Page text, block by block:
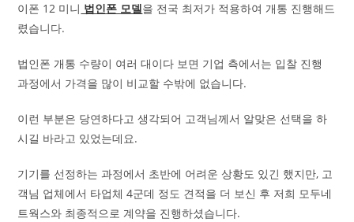
이폰 12 미니 법인폰 모델을 전국 최저가 적용하여 개통 진행해드
렸습니다.
법인폰 개통 수량이 여러 대이다 보면 기업 측에서는 입찰 진행
과정에서 가격을 많이 비교할 수밖에 없습니다.
이런 부분은 당연하다고 생각되어 고객님께서 알맞은 선택을 하
시길 바라고 있었는데요.
기기를 선정하는 과정에서 초반에 어려운 상황도 있긴 했지만, 고
객님 업체에서 타업체 4군데 정도 견적을 더 보신 후 저희 모두네
트웍스와 최종적으로 계약을 진행하셨습니다.